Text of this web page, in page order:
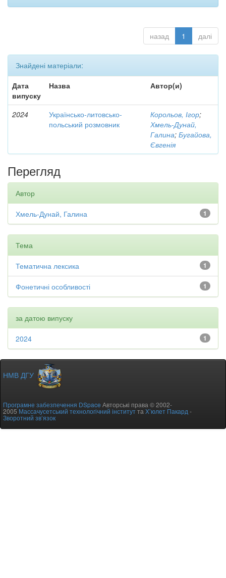
назад 1 далі
Знайдені матеріали:
Дата
випуску
Назва Автор(и)
2024
Українсько-литовсько-
польський розмовник
Корольов, Ігор;
Хмель-Дунай,
Галина; Бугайова,
Євгенія
Перегляд
Автор
1
Хмель-Дунай, Галина
Тема
1
Тематична лексика
1
Фонетичні особливості
за датою випуску
1
2024
НМВ ДГУ
Програмне забезпечення DSpace Авторські права © 2002-
2005Массачусетський технологічний інститутта Х’юлет Пакард -
Зворотний зв’язок